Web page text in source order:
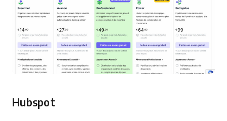
Hubspot